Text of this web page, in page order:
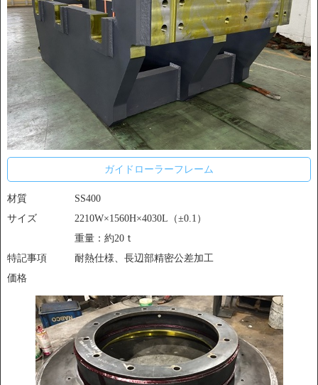
ガイドローラーフレーム
材質
SS400
サイズ
2210W×1560H×4030L（±0.1）
重量：約20ｔ
特記事項
耐熱仕様、長辺部精密公差加工
価格